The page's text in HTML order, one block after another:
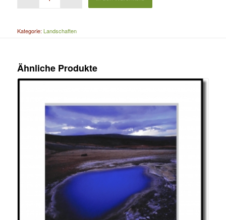
Kategorie: Landschaften
Ähnliche Produkte